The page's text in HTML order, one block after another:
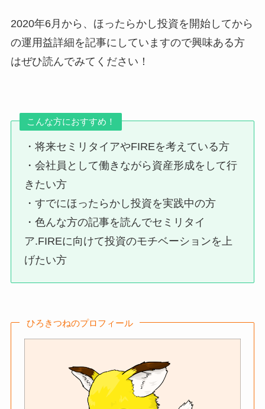
2020年6月から、ほったらかし投資を開始してから
の運用益詳細を記事にしていますので興味ある方
はぜひ読んでみてください！
こんな方におすすめ！
・将来セミリタイアやFIREを考えている方
・会社員として働きながら資産形成をして行
きたい方
・すでにほったらかし投資を実践中の方
・色んな方の記事を読んでセミリタイ
ア.FIREに向けて投資のモチベーションを上
げたい方
ひろきつねのプロフィール